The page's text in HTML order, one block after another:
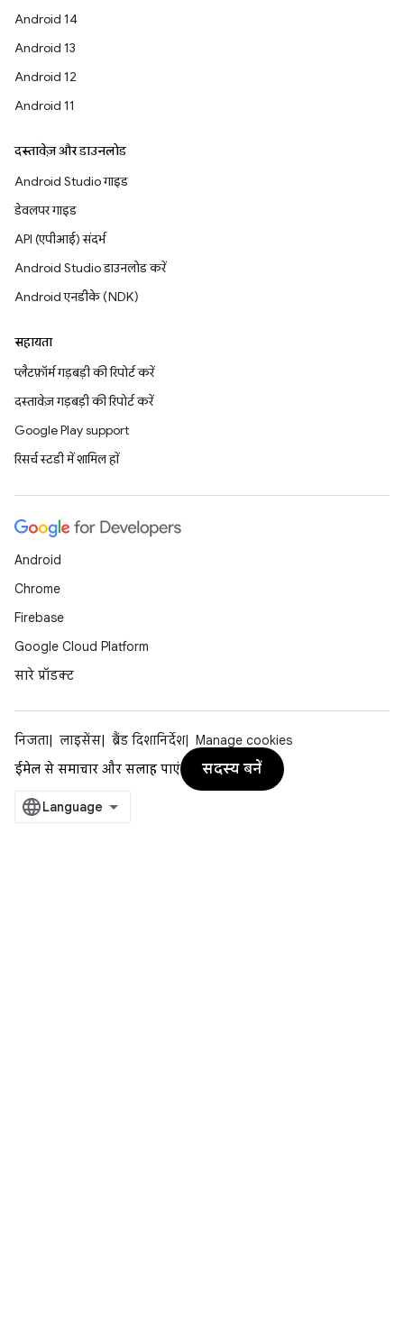
Android 14
Android 13
Android 12
Android 11
दस्तावेज़ और डाउनलोड
Android Studio गाइड
डेवलपर गाइड
API (एपीआई) संदर्भ
Android Studio डाउनलोड करें
Android एनडीके (NDK)
सहायता
प्लैटफ़ॉर्म गड़बड़ी की रिपोर्ट करें
दस्तावेज़ गड़बड़ी की रिपोर्ट करें
Google Play support
रिसर्च स्टडी में शामिल हों
Android
Chrome
Firebase
Google Cloud Platform
सारे प्रॉडक्ट
निजता लाइसेंस ब्रैंड दिशानिर्देश
Manage cookies
ईमेल से समाचार और सलाह पाएं
सदस्य बनें